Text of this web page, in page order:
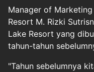
Manager of
Resort M. Rizki
Lake Resort yang
tahun-tahun
"Tahun sebelumnya